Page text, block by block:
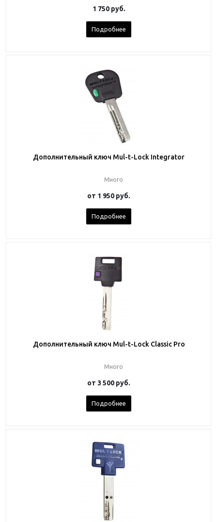
1 750руб.
Подробнее
Дополнительный ключ Mul-t-Lock Integrator
Много
от 1 950 руб.
Подробнее
Дополнительный ключ Mul-t-Lock Classic Pro
Много
от 3 500 руб.
Подробнее